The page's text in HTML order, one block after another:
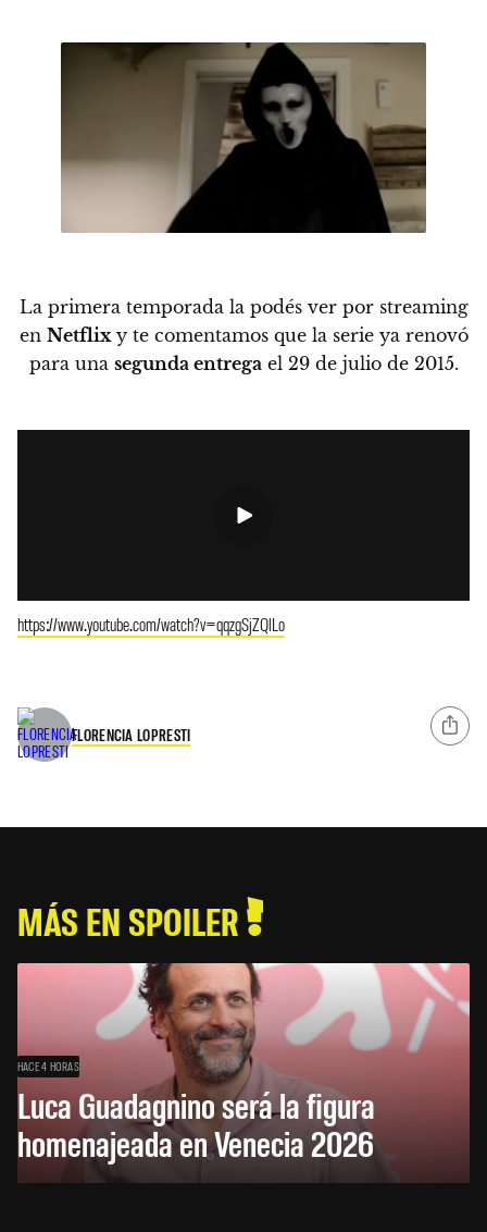
La primera temporada la podés ver por streaming
en Netflixy te comentamos que la serie ya renovó
para una segunda entregael 29 de julio de 2015.
https://www.youtube.com/watch?v=qqzgSjZQlLo
FLORENCIA LOPRESTI
MÁS EN SPOILER
HACE 4 HORAS
Luca Guadagnino será la figura
homenajeada en Venecia 2026